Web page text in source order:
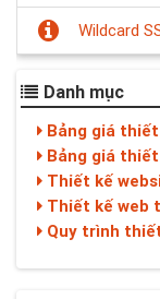
Wildcard
Danh mục
Bảng giá
Bảng giá
Thiết kế
Thiết kế web
Quy trình